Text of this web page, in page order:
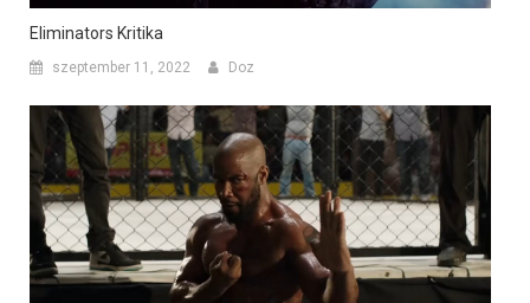
Eliminators Kritika
szeptember 11, 2022 Doz